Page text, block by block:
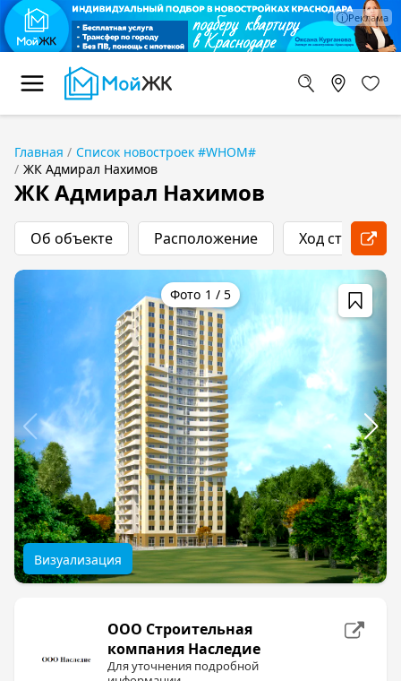
Главная
Список новостроек #WHOM#
ЖК Адмирал Нахимов
ЖК Адмирал Нахимов
Об объекте Расположение Ход
1 / 5
Визуализация
ООО Строительная
компания Наследие
Для уточнения подробной